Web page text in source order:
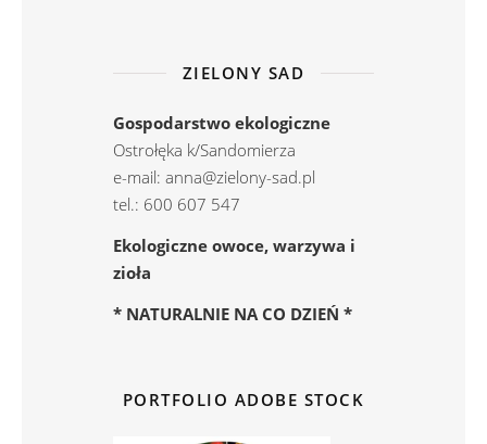
ZIELONY SAD
Gospodarstwo ekologiczne
Ostrołęka k/Sandomierza
e-mail: anna@zielony-sad.pl
tel.: 600 607 547
Ekologiczne owoce, warzywa i
zioła
* NATURALNIE NA CO DZIEŃ *
PORTFOLIO ADOBE STOCK